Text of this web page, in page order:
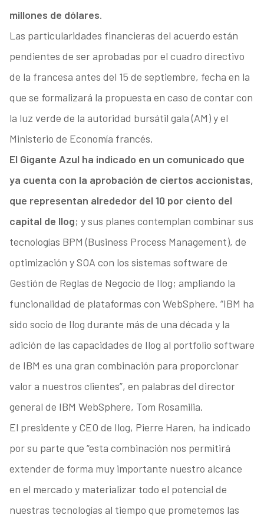
millones de dólares.
Las particularidades financieras del acuerdo están
pendientes de ser aprobadas por el cuadro directivo
de la francesa antes del 15 de septiembre, fecha en la
que se formalizará la propuesta en caso de contar con
la luz verde de la autoridad bursátil gala (AM) y el
Ministerio de Economía francés.
El Gigante Azul ha indicado en un comunicado que
ya cuenta con la aprobación de ciertos accionistas,
que representan alrededor del 10 por ciento del
capital de Ilog; y sus planes contemplan combinar sus
tecnologías BPM (Business Process Management), de
optimización y SOA con los sistemas software de
Gestión de Reglas de Negocio de Ilog; ampliando la
funcionalidad de plataformas con WebSphere. “IBM ha
sido socio de Ilog durante más de una década y la
adición de las capacidades de Ilog al portfolio software
de IBM es una gran combinación para proporcionar
valor a nuestros clientes”, en palabras del director
general de IBM WebSphere, Tom Rosamilia.
El presidente y CEO de Ilog, Pierre Haren, ha indicado
por su parte que “esta combinación nos permitirá
extender de forma muy importante nuestro alcance
en el mercado y materializar todo el potencial de
nuestras tecnologías al tiempo que prometemos las